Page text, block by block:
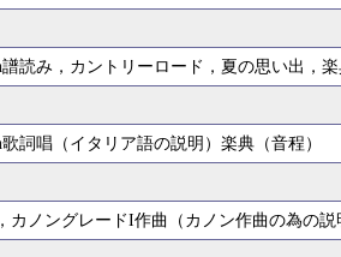
譜読み，カントリーロード，夏の思い出，
歌詞唱（イタリア語の説明）楽典（音程）
カノングレードI作曲（カノン作曲の為の